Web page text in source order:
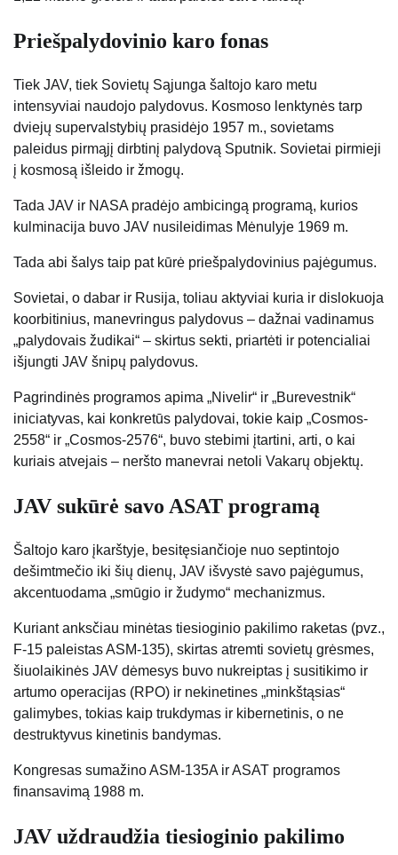
Priešpalydovinio karo fonas
Tiek JAV, tiek Sovietų Sąjunga šaltojo karo metu
intensyviai naudojo palydovus. Kosmoso lenktynės tarp
dviejų supervalstybių prasidėjo 1957 m., sovietams
paleidus pirmąjį dirbtinį palydovą Sputnik. Sovietai pirmieji
į kosmosą išleido ir žmogų.
Tada JAV ir NASA pradėjo ambicingą programą, kurios
kulminacija buvo JAV nusileidimas Mėnulyje 1969 m.
Tada abi šalys taip pat kūrė priešpalydovinius pajėgumus.
Sovietai, o dabar ir Rusija, toliau aktyviai kuria ir dislokuoja
koorbitinius, manevringus palydovus – dažnai vadinamus
„palydovais žudikai“ – skirtus sekti, priartėti ir potencialiai
išjungti JAV šnipų palydovus.
Pagrindinės programos apima „Nivelir“ ir „Burevestnik“
iniciatyvas, kai konkretūs palydovai, tokie kaip „Cosmos-
2558“ ir „Cosmos-2576“, buvo stebimi įtartini, arti, o kai
kuriais atvejais – neršto manevrai netoli Vakarų objektų.
JAV sukūrė savo ASAT programą
Šaltojo karo įkarštyje, besitęsiančioje nuo septintojo
dešimtmečio iki šių dienų, JAV išvystė savo pajėgumus,
akcentuodama „smūgio ir žudymo“ mechanizmus.
Kuriant anksčiau minėtas tiesioginio pakilimo raketas (pvz.,
F-15 paleistas ASM-135), skirtas atremti sovietų grėsmes,
šiuolaikinės JAV dėmesys buvo nukreiptas į susitikimo ir
artumo operacijas (RPO) ir nekinetines „minkštąsias“
galimybes, tokias kaip trukdymas ir kibernetinis, o ne
destruktyvus kinetinis bandymas.
Kongresas sumažino ASM-135A ir ASAT programos
finansavimą 1988 m.
JAV uždraudžia tiesioginio pakilimo